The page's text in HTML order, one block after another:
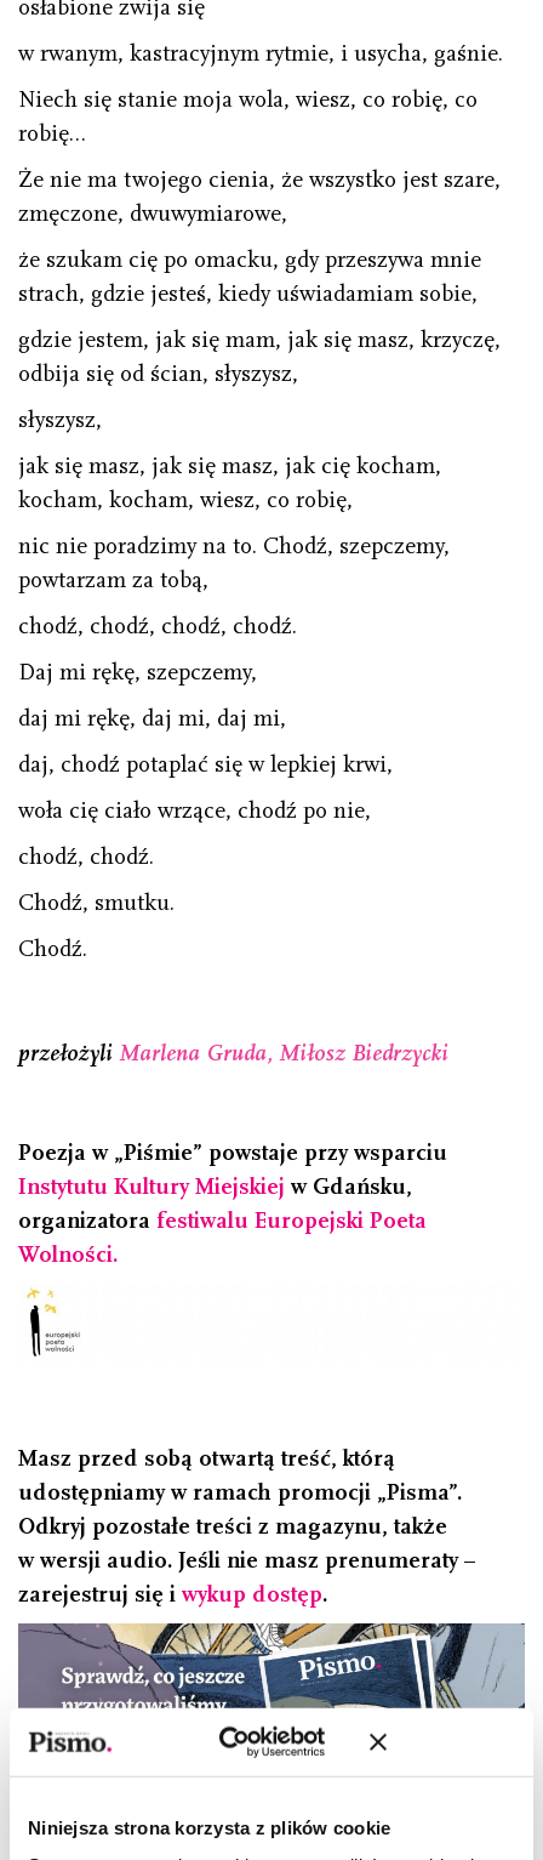
Niniejsza strona korzysta z plików cookie
osłabione zwija się
w rwanym, kastracyjnym rytmie, i usycha, gaśnie.
Niech się stanie moja wola, wiesz, co robię, co
robię…
Że nie ma twojego cienia, że wszystko jest szare,
zmęczone, dwuwymiarowe,
że szukam cię po omacku, gdy przeszywa mnie
strach, gdzie jesteś, kiedy uświadamiam sobie,
gdzie jestem, jak się mam, jak się masz, krzyczę,
odbija się od ścian, słyszysz,
słyszysz,
jak się masz, jak się masz, jak cię kocham,
kocham, kocham, wiesz, co robię,
nic nie poradzimy na to. Chodź, szepczemy,
powtarzam za tobą,
chodź, chodź, chodź, chodź.
Daj mi rękę, szepczemy,
daj mi rękę, daj mi, daj mi,
daj, chodź potaplać się w lepkiej krwi,
woła cię ciało wrzące, chodź po nie,
chodź, chodź.
Chodź, smutku.
Chodź.
przełożyli Marlena Gruda, Miłosz Biedrzycki
Poezja w „Piśmie” powstaje przy wsparciu
Instytutu Kultury Miejskiej w Gdańsku,
organizatora festiwalu Europejski Poeta
Wolności.
Masz przed sobą otwartą treść, którą
udostępniamy w ramach promocji „Pisma”.
Odkryj pozostałe treści z magazynu, także
w wersji audio. Jeśli nie masz prenumeraty –
zarejestruj się i wykup dostęp.